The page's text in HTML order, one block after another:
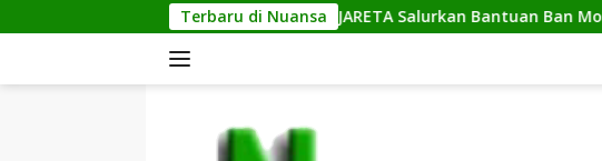
ke
Terbaru di Nuansa
JARETA Salurkan Bantuan Ban Motor untuk Ojol